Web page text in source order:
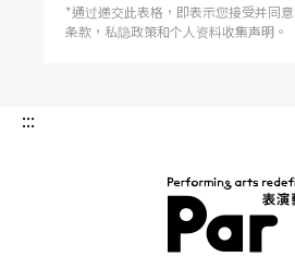
*通过递交此表格，即表示您接受并同
条款，私隐政策和个人资料收集声明。
:::